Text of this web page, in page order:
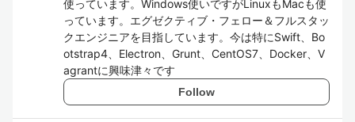
使っています。Windows使いですがLinuxもMacも使
っています。エグゼクティブ・フェロー＆フルスタッ
クエンジニアを目指しています。今は特にSwift、Bo
otstrap4、Electron、Grunt、CentOS7、Docker、V
agrantに興味津々です
Follow